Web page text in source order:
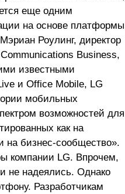
еще одним
на основе платформы
Роулинг, директор
Business,
известными
и Office Mobile, LG
мобильных
возможностей для
как на
на бизнес-сообщество».
компании LG. Впрочем,
не надеялись. Однако
Разработчикам